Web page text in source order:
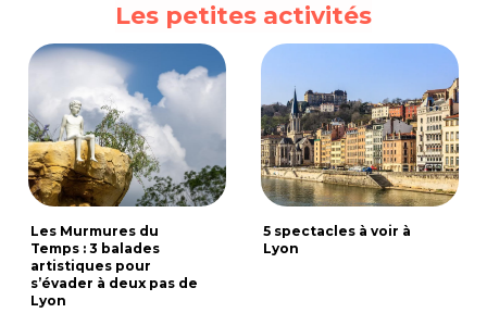
Les petites activités
Les Murmures du
Temps : 3 balades
artistiques pour
s’évader à deux pas de
Lyon
5 spectacles à voir à
Lyon